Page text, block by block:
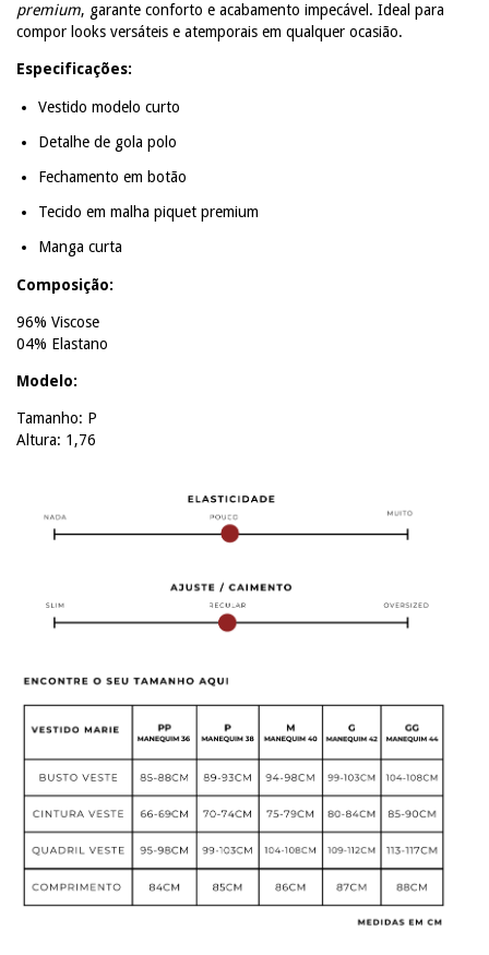
premium, garante conforto e acabamento impecável. Ideal para
compor looks versáteis e atemporais em qualquer ocasião.
Especificações:
Vestido modelo curto
Detalhe de gola polo
Fechamento em botão
Tecido em malha piquet premium
Manga curta
Composição:
96% Viscose
04% Elastano
Modelo:
Tamanho: P
Altura: 1,76